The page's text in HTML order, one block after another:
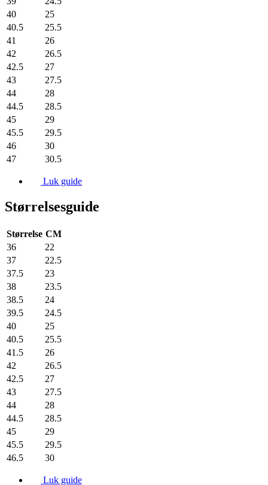
40
25
40.5
25.5
41
26
42
26.5
42.5
27
43
27.5
44
28
44.5
28.5
45
29
45.5
29.5
46
30
47
30.5
Luk guide
Størrelsesguide
Størrelse CM
36
22
37
22.5
37.5
23
38
23.5
38.5
24
39.5
24.5
40
25
40.5
25.5
41.5
26
42
26.5
42.5
27
43
27.5
44
28
44.5
28.5
45
29
45.5
29.5
46.5
30
Luk guide